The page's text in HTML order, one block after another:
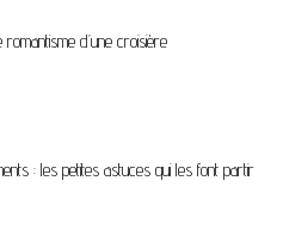
d’une croisière
: les petites astuces qui les font partir